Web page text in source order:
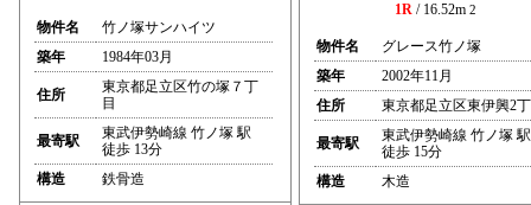
物件名
竹ノ塚サンハイツ
築年
1984年03月
住所
東京都足立区竹の塚７丁
目
最寄駅
東武伊勢崎線 竹ノ塚 駅
徒歩 13分
構造
鉄骨造
1R/ 16.52m 2
物件名
グレース竹ノ塚
築年
2002年11月
住所
東京都足立区東伊興2
最寄駅
東武伊勢崎線 竹ノ塚 駅
徒歩 15分
構造
木造